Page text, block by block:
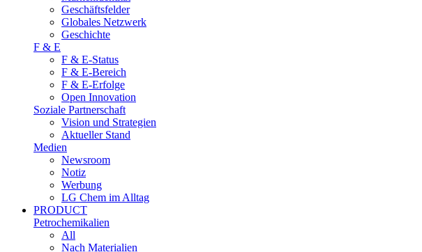
Geschäftsfelder
Globales Netzwerk
Geschichte
F & E
F & E-Status
F & E-Bereich
F & E-Erfolge
Open Innovation
Soziale Partnerschaft
Vision und Strategien
Aktueller Stand
Medien
Newsroom
Notiz
Werbung
LG Chem im Alltag
PRODUCT
Petrochemikalien
All
Nach Materialien